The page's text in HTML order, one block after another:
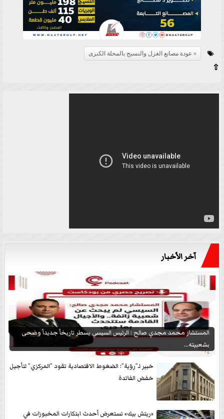
عودة مصانع الغزل والنسيج بالمحلة الكبرى
⇧
آخر الأخبار
المستشار محمد مجدي صالح : الرئيس السيسي يسطر تاريخاً جديداً وضحى
بشعبيته...
خبير لـ”رؤية”: الضغوط الاقتصادية تقود ”المركزي” لتأجيل
خفض الفائدة
«ريتش بيك» تستعرض أحدث ابتكارات المخبوزات في